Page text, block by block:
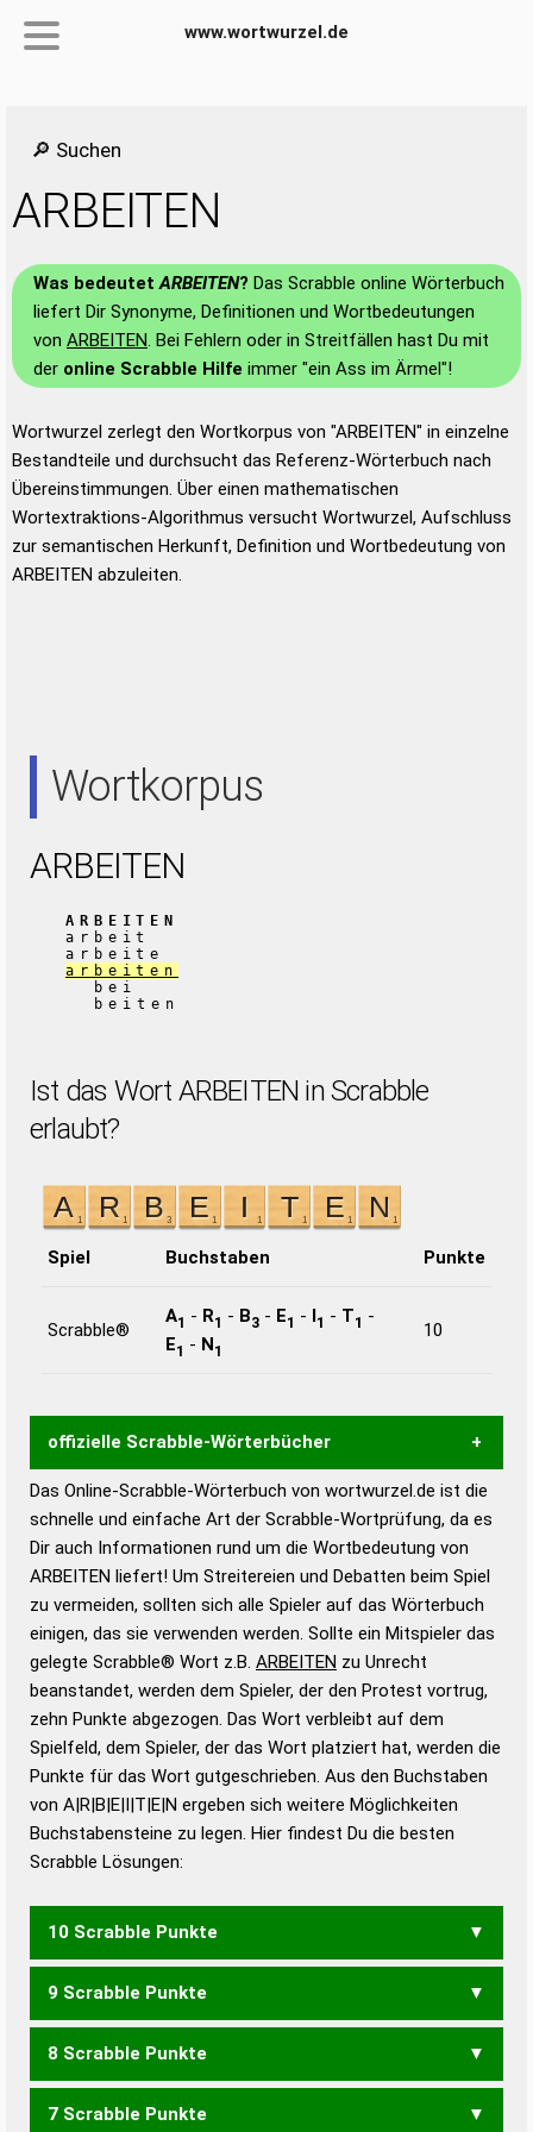
www.wortwurzel.de
🔎 Suchen
ARBEITEN
Was bedeutetARBEITEN? Das Scrabble online Wörterbuch
liefert Dir Synonyme, Definitionen und Wortbedeutungen
von ARBEITEN. Bei Fehlern oder in Streitfällen hast Du mit
der online Scrabble Hilfe immer "ein Ass im Ärmel"!
Wortwurzel zerlegt den Wortkorpus von "ARBEITEN" in einzelne
Bestandteile und durchsucht das Referenz-Wörterbuch nach
Übereinstimmungen. Über einen mathematischen
Wortextraktions-Algorithmus versucht Wortwurzel, Aufschluss
zur semantischen Herkunft, Definition und Wortbedeutung von
ARBEITEN abzuleiten.
Wortkorpus
ARBEITEN
ARBEITEN
arbeit
arbeite
arbeiten
bei
beiten
Ist das Wort ARBEITEN in Scrabble
erlaubt?
Spiel Buchstaben Punkte
Scrabble®
A1 - R1 - B3 - E1 - I1 - T1 -
E1 - N1
10
offizielle Scrabble-Wörterbücher
Wortwurzel liefert mit Hilfe eines semantischen
Wortanalyse-Algorithmus gute Anhaltspunkte zu
Wortbedeutung, Worttrennung und Wortform, um die
Gültigkeit eines Wortes für das Scrabble-Spiel zu
bestimmen!
zugelassene Turnier Scrabble-
Wörterbücher sind:
Duden – Standardwerk in 12 Bänden
Duden – Richtiges und gutes
Deutsch
Duden – Die deutsche Grammatik
Duden – Deutsches
Das Online-Scrabble-Wörterbuch von wortwurzel.de ist die
schnelle und einfache Art der Scrabble-Wortprüfung, da es
Dir auch Informationen rund um die Wortbedeutung von
ARBEITEN liefert! Um Streitereien und Debatten beim Spiel
zu vermeiden, sollten sich alle Spieler auf das Wörterbuch
einigen, das sie verwenden werden. Sollte ein Mitspieler das
gelegte Scrabble® Wort z.B. ARBEITEN zu Unrecht
beanstandet, werden dem Spieler, der den Protest vortrug,
zehn Punkte abgezogen. Das Wort verbleibt auf dem
Spielfeld, dem Spieler, der das Wort platziert hat, werden die
Punkte für das Wort gutgeschrieben. Aus den Buchstaben
von A|R|B|E|I|T|E|N ergeben sich weitere Möglichkeiten
Buchstabensteine zu legen. Hier findest Du die besten
Scrabble Lösungen:
10 Scrabble Punkte
ABREITEN ABRIETEN
ANRIEBET ANTREIBE ANTRIEBE
9 Scrabble Punkte
ABREITE ABRIETE ABTEIEN
ANBRIET ANREIBE ANREIBT ANRIEBE ANRIEBT
ANTRIEB BEIRATE BERATEN
8 Scrabble Punkte
ABRIET ANBETE ANERBE
7 Scrabble Punkte